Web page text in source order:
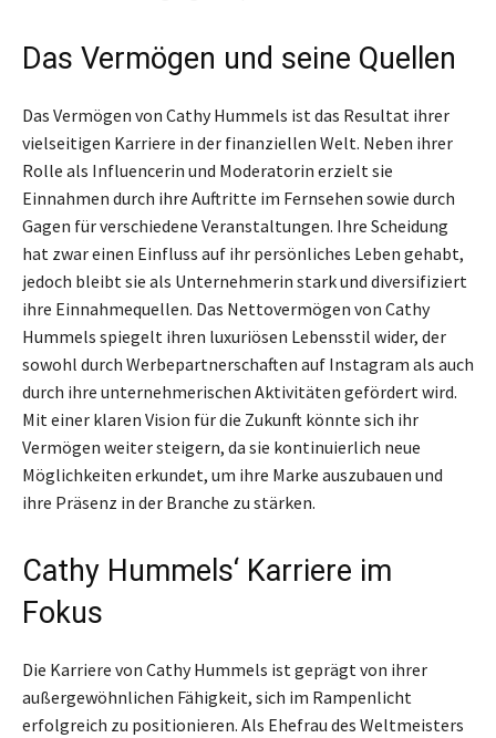
Das Vermögen und seine Quellen
Das Vermögen von Cathy Hummels ist das Resultat ihrer
vielseitigen Karriere in der finanziellen Welt. Neben ihrer
Rolle als Influencerin und Moderatorin erzielt sie
Einnahmen durch ihre Auftritte im Fernsehen sowie durch
Gagen für verschiedene Veranstaltungen. Ihre Scheidung
hat zwar einen Einfluss auf ihr persönliches Leben gehabt,
jedoch bleibt sie als Unternehmerin stark und diversifiziert
ihre Einnahmequellen. Das Nettovermögen von Cathy
Hummels spiegelt ihren luxuriösen Lebensstil wider, der
sowohl durch Werbepartnerschaften auf Instagram als auch
durch ihre unternehmerischen Aktivitäten gefördert wird.
Mit einer klaren Vision für die Zukunft könnte sich ihr
Vermögen weiter steigern, da sie kontinuierlich neue
Möglichkeiten erkundet, um ihre Marke auszubauen und
ihre Präsenz in der Branche zu stärken.
Cathy Hummels‘ Karriere im
Fokus
Die Karriere von Cathy Hummels ist geprägt von ihrer
außergewöhnlichen Fähigkeit, sich im Rampenlicht
erfolgreich zu positionieren. Als Ehefrau des Weltmeisters